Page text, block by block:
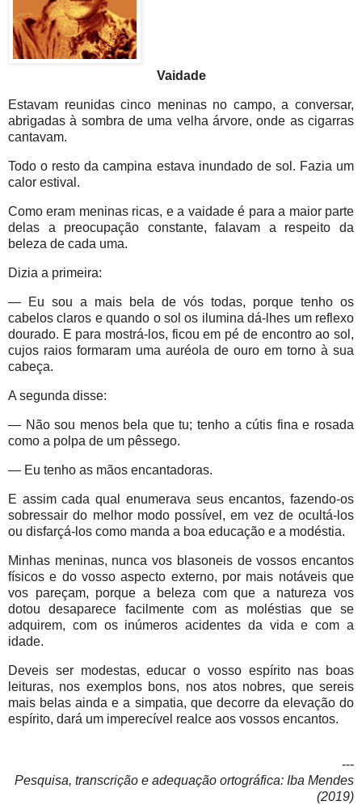
Vaidade
Estavam reunidas cinco meninas no campo, a conversar,
abrigadas à sombra de uma velha árvore, onde as cigarras
cantavam.
Todo o resto da campina estava inundado de sol. Fazia um
calor estival.
Como eram meninas ricas, e a vaidade é para a maior parte
delas a preocupação constante, falavam a respeito da
beleza de cada uma.
Dizia a primeira:
— Eu sou a mais bela de vós todas, porque tenho os
cabelos claros e quando o sol os ilumina dá-lhes um reflexo
dourado. E para mostrá-los, ficou em pé de encontro ao sol,
cujos raios formaram uma auréola de ouro em torno à sua
cabeça.
A segunda disse:
— Não sou menos bela que tu; tenho a cútis fina e rosada
como a polpa de um pêssego.
— Eu tenho as mãos encantadoras.
E assim cada qual enumerava seus encantos, fazendo-os
sobressair do melhor modo possível, em vez de ocultá-los
ou disfarçá-los como manda a boa educação e a modéstia.
Minhas meninas, nunca vos blasoneis de vossos encantos
físicos e do vosso aspecto externo, por mais notáveis que
vos pareçam, porque a beleza com que a natureza vos
dotou desaparece facilmente com as moléstias que se
adquirem, com os inúmeros acidentes da vida e com a
idade.
Deveis ser modestas, educar o vosso espírito nas boas
leituras, nos exemplos bons, nos atos nobres, que sereis
mais belas ainda e a simpatia, que decorre da elevação do
espírito, dará um imperecível realce aos vossos encantos.
---
Pesquisa, transcrição e adequação ortográfica: Iba Mendes
(2019)